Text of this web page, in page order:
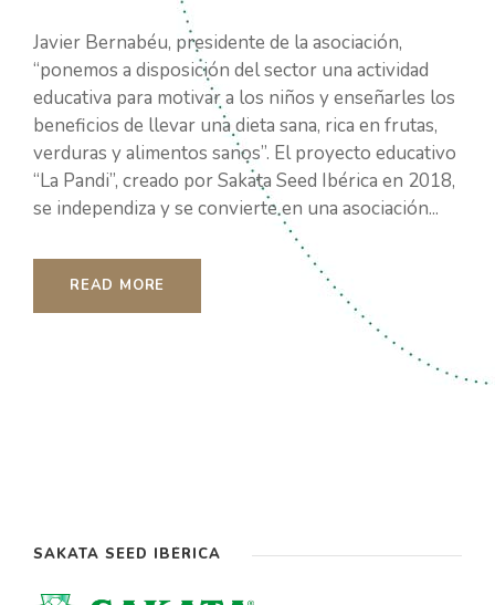
Javier Bernabéu, presidente de la asociación,
“ponemos a disposición del sector una actividad
educativa para motivar a los niños y enseñarles los
beneficios de llevar una dieta sana, rica en frutas,
verduras y alimentos sanos”. El proyecto educativo
“La Pandi”, creado por Sakata Seed Ibérica en 2018,
se independiza y se convierte en una asociación...
READ MORE
SAKATA SEED IBÉRICA